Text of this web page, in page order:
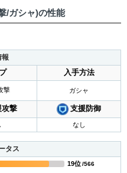
/ガシャ)の性能
報
入手方法
撃 ガシャ
攻撃 支援防御
なし
タス
19位 /566